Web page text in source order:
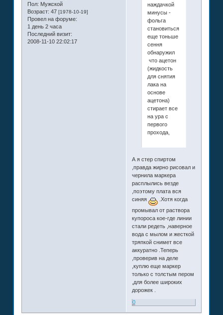
Пол: Мужской
Возраст: 47 [1978-10-19]
Провел на форуме:
1 день 2 часа
Последний визит:
2008-11-10 22:02:17
наждачкой
минусы -
фольга
становиться
еще тоньше
сення
обнаружил
что ацетон
(жидкость
для снятия
лака на
основе
ацетона)
стирает все
на ура с
первого
прохода,
А я стер спиртом
,правда жирно рисовал и
чернила маркера
расплылись везде
,поэтому плата вся
синяя
.Хотя когда
промывал от раствора
купороса кое-где линии
стали редеть ,наверное
вода с мылом и жесткой
тряпкой снимет все
аккуратно .Теперь
,проверив на деле
,куплю еще маркер
только с толстым пером
,для более широких
дорожек .
0